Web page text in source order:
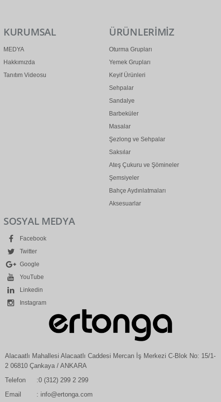
KURUMSAL
MEDYA
Hakkımızda
Tanıtım Videosu
ÜRÜNLERİMİZ
Oturma Grupları
Yemek Grupları
Keyif Ürünleri
Sehpalar
Sandalye
Barbeküler
Masalar
Şezlong ve Sehpalar
Saksılar
Ateş Çukuru ve Şömineler
Şemsiyeler
Bahçe Aydınlatmaları
Aksesuarlar
SOSYAL MEDYA
Facebook
Twitter
Google
YouTube
Linkedin
Instagram
Alacaatlı Mahallesi Alacaatlı Caddesi Mercan İş Merkezi C-Blok No: 15/1-
2 06810 Çankaya / ANKARA
Telefon
:0 (312) 299 2 299
Email
: info@ertonga.com